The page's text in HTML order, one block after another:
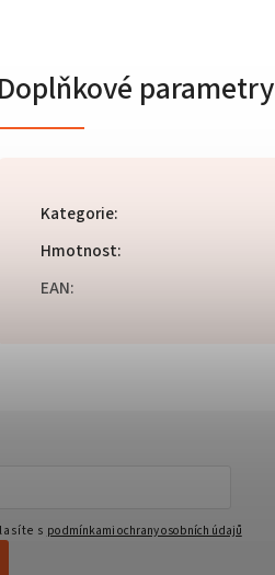
Doplňkové parametry
Kategorie:
Hmotnost:
EAN:
s podmínkami ochrany osobních údajů